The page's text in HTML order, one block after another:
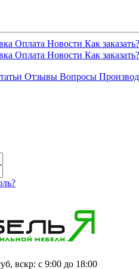
Оплата Новости Как заказать?
Оплата Новости Как заказать?
Отзывы Вопросы
вскр: с 9:00 до 18:00